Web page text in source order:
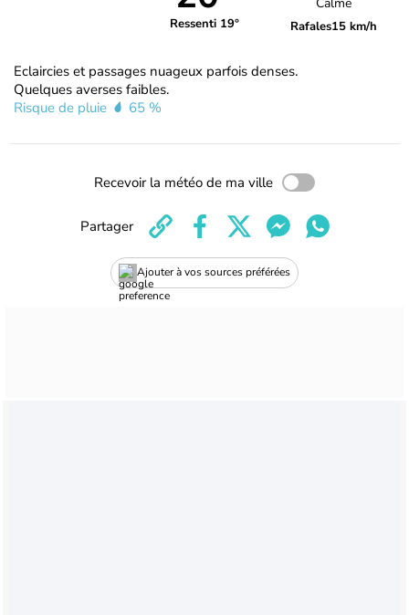
Ressenti 19°
Calme
Rafales15 km/h
Eclaircies et passages nuageux parfois denses.
Quelques averses faibles.
Risque de pluie
65 %
Recevoir la météo de ma ville
Ajouter à vos sources préférées
Partager